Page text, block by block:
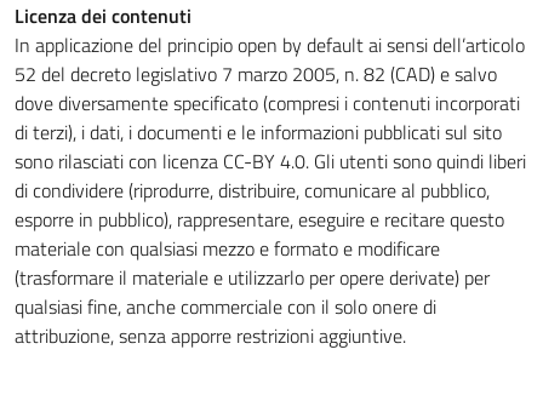
Licenza dei contenuti
In applicazione del principio open by default ai sensi dell’articolo
52 del decreto legislativo 7 marzo 2005, n. 82 (CAD) e salvo
dove diversamente specificato (compresi i contenuti incorporati
di terzi), i dati, i documenti e le informazioni pubblicati sul sito
sono rilasciati con licenza CC-BY 4.0. Gli utenti sono quindi liberi
di condividere (riprodurre, distribuire, comunicare al pubblico,
esporre in pubblico), rappresentare, eseguire e recitare questo
materiale con qualsiasi mezzo e formato e modificare
(trasformare il materiale e utilizzarlo per opere derivate) per
qualsiasi fine, anche commerciale con il solo onere di
attribuzione, senza apporre restrizioni aggiuntive.